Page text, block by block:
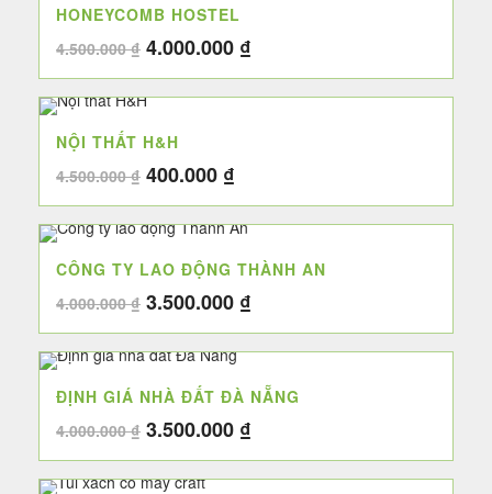
HONEYCOMB HOSTEL
4.500.000₫ Giá
gốc
là:
4.000.000 ₫
hiện
tại
NỘI THẤT H&H
4.500.000₫ Giá
gốc
là:
400.000 ₫
hiện
tại
400.000 ₫.
CÔNG TY LAO ĐỘNG THÀNH AN
4.000.000₫ Giá
gốc
là:
3.500.000 ₫
hiện
tại
3.500.000 ₫.
ĐỊNH GIÁ NHÀ ĐẤT ĐÀ NẴNG
4.000.000₫ Giá
gốc
là:
3.500.000 ₫
hiện
tại